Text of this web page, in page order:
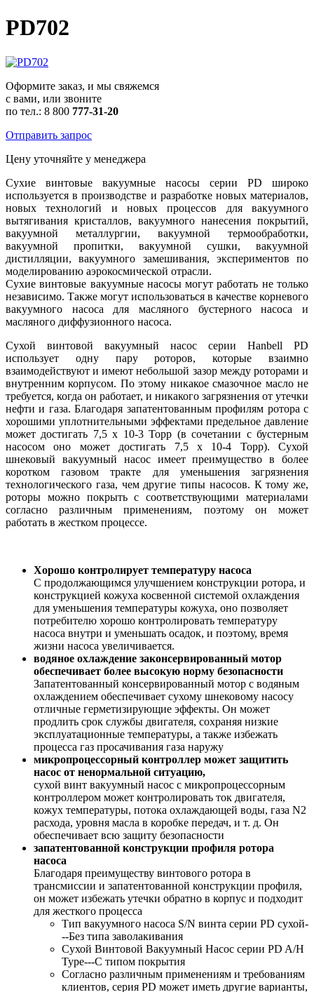
PD702
Оформите заказ, и мы свяжемся
с вами, или звоните
по тел.: 8 800 777-31-20
Отправить запрос
Цену уточняйте у менеджера
Сухие винтовые вакуумные насосы серии PD широко
используется в производстве и разработке новых материалов,
новых технологий и новых процессов для вакуумного
вытягивания кристаллов, вакуумного нанесения покрытий,
вакуумной металлургии, вакуумной термообработки,
вакуумной пропитки, вакуумной сушки, вакуумной
дистилляции, вакуумного замешивания, экспериментов по
моделированию аэрокосмической отрасли.
Сухие винтовые вакуумные насосы могут работать не только
независимо. Также могут использоваться в качестве корневого
вакуумного насоса для масляного бустерного насоса и
масляного диффузионного насоса.
Сухой винтовой вакуумный насос серии Hanbell PD
использует одну пару роторов, которые взаимно
взаимодействуют и имеют небольшой зазор между роторами и
внутренним корпусом. По этому никакое смазочное масло не
требуется, когда он работает, и никакого загрязнения от утечки
нефти и газа. Благодаря запатентованным профилям ротора с
хорошими уплотнительными эффектами предельное давление
может достигать 7,5 х 10-3 Торр (в сочетании с бустерным
насосом оно может достигать 7,5 х 10-4 Торр). Сухой
шнековый вакуумный насос имеет преимущество в более
коротком газовом тракте для уменьшения загрязнения
технологического газа, чем другие типы насосов. К тому же,
роторы можно покрыть с соответствующими материалами
согласно различным применениям, поэтому он может
работать в жестком процессе.
Хорошо контролирует температуру насоса
С продолжающимся улучшением конструкции ротора, и
конструкцией кожуха косвенной системой охлаждения
для уменьшения температуры кожуха, оно позволяет
потребителю хорошо контролировать температуру
насоса внутри и уменьшать осадок, и поэтому, время
жизни насоса увеличивается.
водяное охлаждение законсервированный мотор
обеспечивает более высокую норму безопасности
Запатентованный консервированный мотор с водяным
охлаждением обеспечивает сухому шнековому насосу
отличные герметизирующие эффекты. Он может
продлить срок службы двигателя, сохраняя низкие
эксплуатационные температуры, а также избежать
процесса газ просачивания газа наружу
микропроцессорный контроллер может защитить
насос от ненормальной ситуацию,
сухой винт вакуумный насос с микропроцессорным
контроллером может контролировать ток двигателя,
кожух температуры, потока охлаждающей воды, газа N2
расхода, уровня масла в коробке передач, и т. д. Он
обеспечивает всю защиту безопасности
запатентованной конструкции профиля ротора
насоса
Благодаря преимуществу винтового ротора в
трансмиссии и запатентованной конструкции профиля,
он может избежать утечки обратно в корпус и подходит
для жесткого процесса
Тип вакуумного насоса S/N винта серии PD сухой-
--Без типа заволакивания
Сухой Винтовой Вакуумный Насос серии PD A/H
Type---С типом покрытия
Согласно различным применениям и требованиям
клиентов, серия PD может иметь другие варианты,